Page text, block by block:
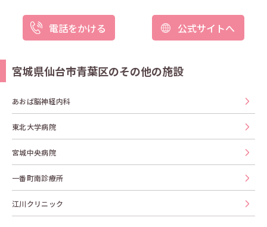
電話をかける 公式サイトへ
宮城県仙台市青葉区のその他の施設
あおば脳神経内科
東北大学病院
宮城中央病院
一番町南診療所
江川クリニック